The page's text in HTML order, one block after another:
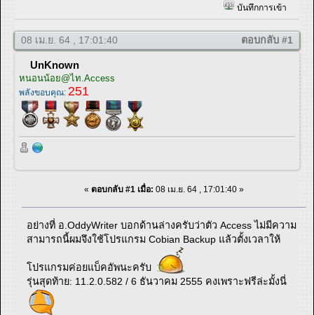
บันทึกการเข้า
08 เม.ย. 64 , 17:01:40 ตอบกลับ #1
UnKnown
หนอนน้อย@ไท.Access
พลังขอบคุณ: 251
« ตอบกลับ #1 เมื่อ: 08 เม.ย. 64 , 17:01:40 »
อย่างที่ อ.OddyWriter บอกด้านล่างครับว่าตัว Access ไม่มีความ
สามารถนี้ผมจึงใช้โปรแกรม Cobian Backup แล้วตั้งเวลาให้
โปรแกรมค่อยแบ็คอัพนะครับ
รุ่นสุดท้าย: 11.2.0.582 / 6 ธันวาคม 2555 คงเพราะฟรีล่ะมั้งนี่